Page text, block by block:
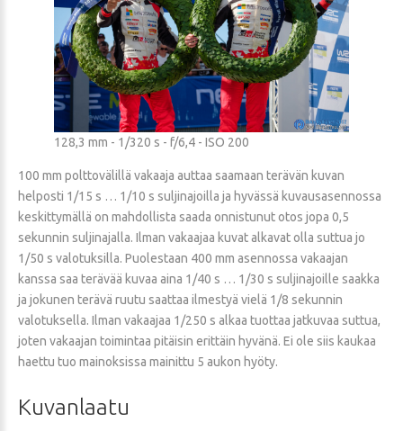
128,3 mm - 1/320 s - f/6,4 - ISO 200
100 mm polttovälillä vakaaja auttaa saamaan terävän kuvan
helposti 1/15 s … 1/10 s suljinajoilla ja hyvässä kuvausasennossa
keskittymällä on mahdollista saada onnistunut otos jopa 0,5
sekunnin suljinajalla. Ilman vakaajaa kuvat alkavat olla suttua jo
1/50 s valotuksilla. Puolestaan 400 mm asennossa vakaajan
kanssa saa terävää kuvaa aina 1/40 s … 1/30 s suljinajoille saakka
ja jokunen terävä ruutu saattaa ilmestyä vielä 1/8 sekunnin
valotuksella. Ilman vakaajaa 1/250 s alkaa tuottaa jatkuvaa suttua,
joten vakaajan toimintaa pitäisin erittäin hyvänä. Ei ole siis kaukaa
haettu tuo mainoksissa mainittu 5 aukon hyöty.
Kuvanlaatu